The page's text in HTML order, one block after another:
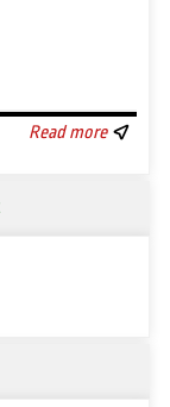
Read more